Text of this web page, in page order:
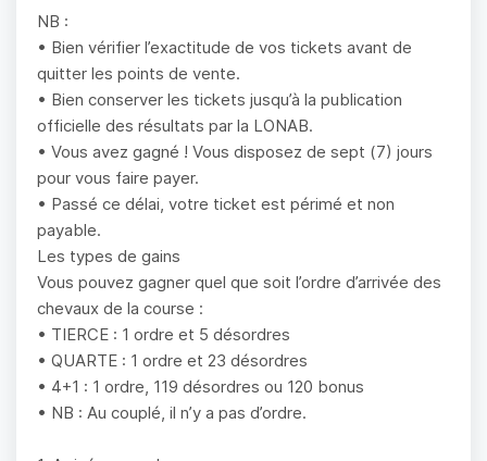
NB :
• Bien vérifier l’exactitude de vos tickets avant de
quitter les points de vente.
• Bien conserver les tickets jusqu’à la publication
officielle des résultats par la LONAB.
• Vous avez gagné ! Vous disposez de sept (7) jours
pour vous faire payer.
• Passé ce délai, votre ticket est périmé et non
payable.
Les types de gains
Vous pouvez gagner quel que soit l’ordre d’arrivée des
chevaux de la course :
• TIERCE : 1 ordre et 5 désordres
• QUARTE : 1 ordre et 23 désordres
• 4+1 : 1 ordre, 119 désordres ou 120 bonus
• NB : Au couplé, il n’y a pas d’ordre.